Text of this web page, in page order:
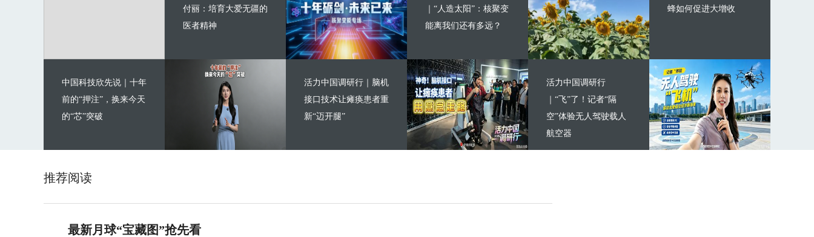
付丽：培育大爱无疆的
医者精神
中国科技欣先说｜十年
前的“押注”，换来今天
的“芯”突破
｜“人造太阳”：核聚变
能离我们还有多远？
活力中国调研行｜脑机
接口技术让瘫痪患者重
新“迈开腿”
蜂如何促进大增收
活力中国调研行
｜“飞”了！记者“隔
空”体验无人驾驶载人
航空器
推荐阅读
最新月球“宝藏图”抢先看